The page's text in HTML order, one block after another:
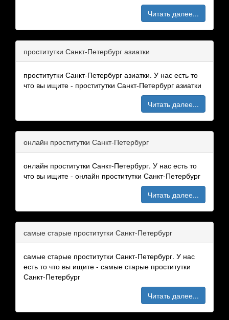
Читать далее...
проститутки Санкт-Петербург азиатки
проститутки Санкт-Петербург азиатки. У нас есть то
что вы ищите - проститутки Санкт-Петербург азиатки
Читать далее...
онлайн проститутки Санкт-Петербург
онлайн проститутки Санкт-Петербург. У нас есть то
что вы ищите - онлайн проститутки Санкт-Петербург
Читать далее...
самые старые проститутки Санкт-Петербург
самые старые проститутки Санкт-Петербург. У нас
есть то что вы ищите - самые старые проститутки
Санкт-Петербург
Читать далее...